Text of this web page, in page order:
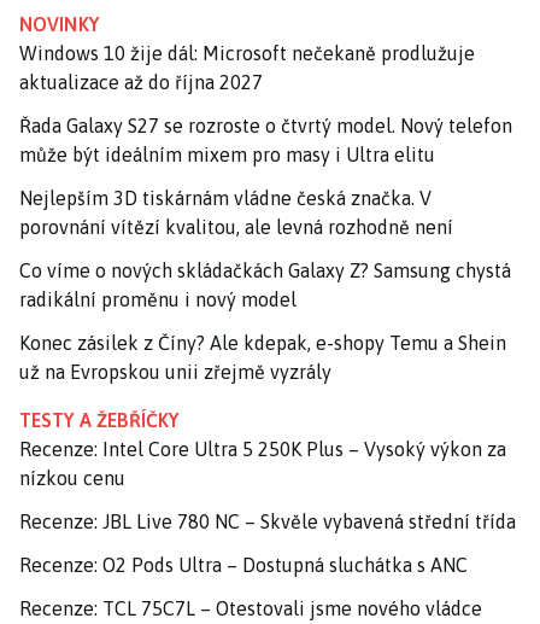
NOVINKY
Windows 10 žije dál: Microsoft nečekaně prodlužuje
aktualizace až do října 2027
Řada Galaxy S27 se rozroste o čtvrtý model. Nový telefon
může být ideálním mixem pro masy i Ultra elitu
Nejlepším 3D tiskárnám vládne česká značka. V
porovnání vítězí kvalitou, ale levná rozhodně není
Co víme o nových skládačkách Galaxy Z? Samsung chystá
radikální proměnu i nový model
Konec zásilek z Číny? Ale kdepak, e-shopy Temu a Shein
už na Evropskou unii zřejmě vyzrály
TESTY A ŽEBŘÍČKY
Recenze: Intel Core Ultra 5 250K Plus – Vysoký výkon za
nízkou cenu
Recenze: JBL Live 780 NC – Skvěle vybavená střední třída
Recenze: O2 Pods Ultra – Dostupná sluchátka s ANC
Recenze: TCL 75C7L – Otestovali jsme nového vládce